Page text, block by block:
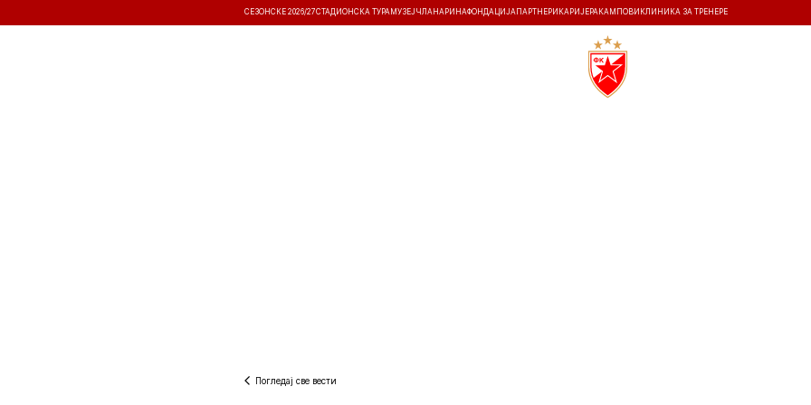
СЕЗОНСКЕ 2026/27СТАДИОНСКА ТУРА МУЗЕЈ ЧЛАНАРИНАФОНДАЦИЈА ПАРТНЕРИ КАРИЈЕРА КАМПОВИ КЛИНИКА ЗА ТРЕНЕРЕ
Погледај све вести